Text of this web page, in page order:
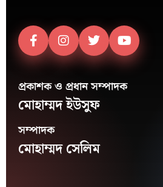
প্রকাশক ও প্রধান সম্পাদক
মোহাম্মদ ইউসুফ
সম্পাদক
মোহাম্মদ সেলিম